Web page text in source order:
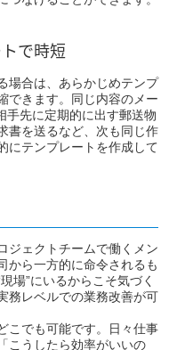
で時短
場合は、あらかじめテンプ
できます。同じ内容のメー
手先に定期的に出す郵送物
書を送るなど、次も同じ作
にテンプレートを作成して
ジェクトチームで働くメン
から一方的に命令されるも
場”にいるからこそ気づく
務レベルでの業務改善が可
こでも可能です。日々仕事
こうしたら効率がいいの